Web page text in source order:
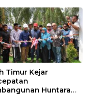
Timur Kejar
Huntara